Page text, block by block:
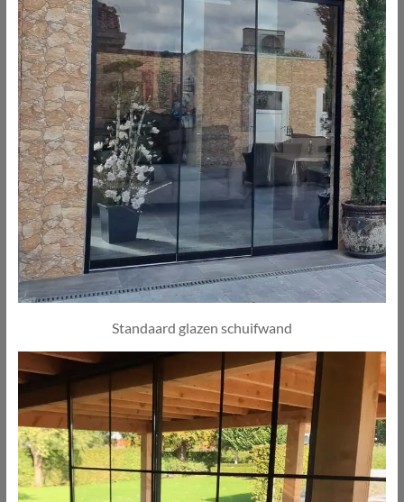
Standaard glazen schuifwand